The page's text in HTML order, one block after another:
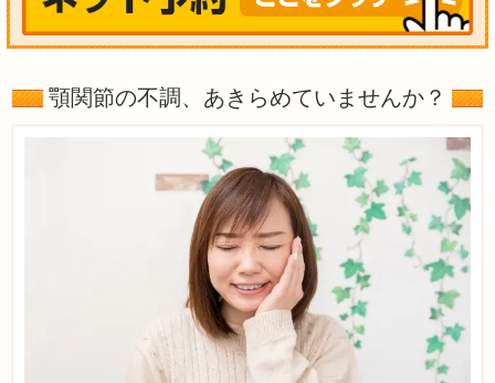
顎関節の不調、あきらめていませんか？